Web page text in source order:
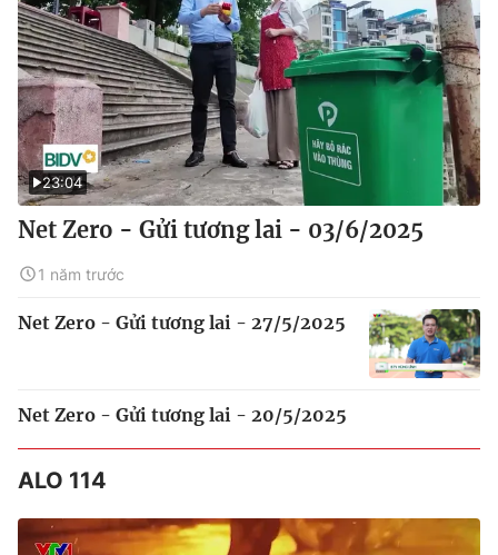
23:04
Net Zero - Gửi tương lai - 03/6/2025
1 năm trước
Net Zero - Gửi tương lai - 27/5/2025
Net Zero - Gửi tương lai - 20/5/2025
ALO 114